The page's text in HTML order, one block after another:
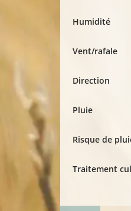
Humidité
Vent/rafale
Direction
Pluie
Risque de
Traitement